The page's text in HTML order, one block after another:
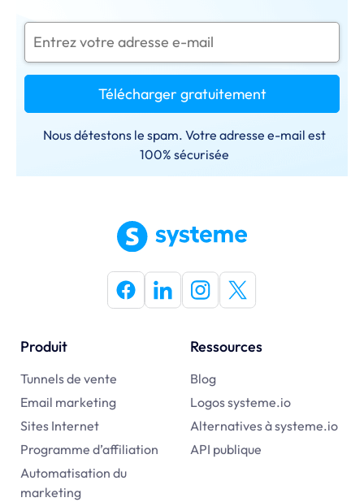
Télécharger gratuitement
Nous détestons le spam. Votre adresse e-mail est
100% sécurisée
Produit
Tunnels de vente
Email marketing
Sites Internet
Programme d’affiliation
Automatisation du
marketing
Ressources
Blog
Logos systeme.io
Alternatives àsysteme.io
API publique